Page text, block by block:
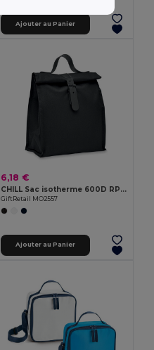
Ajouter au Panier
6,18 €
CHILL Sac isotherme 600D RPET
GiftRetail MO2557
Ajouter au Panier